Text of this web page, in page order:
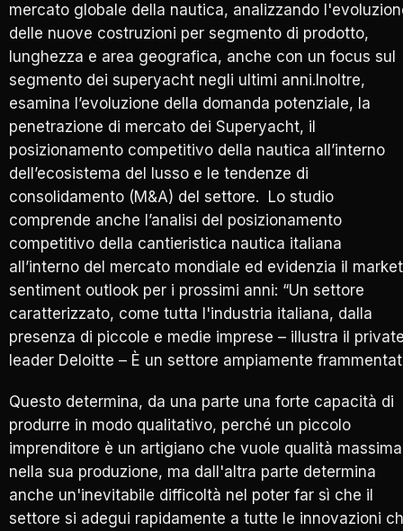
mercato globale della nautica, analizzando
delle nuove costruzioni per segmento di prodotto,
lunghezza e area geografica, anche con un focus sul
segmento dei superyacht negli ultimi anni.Inoltre,
esamina l’evoluzione della domanda potenziale, la
penetrazione di mercato dei Superyacht, il
posizionamento competitivo della nautica all’interno
dell’ecosistema del lusso e le tendenze di
consolidamento (M&A) del settore. Lo studio
comprende anche l’analisi del posizionamento
competitivo della cantieristica nautica italiana
all’interno del mercato mondiale ed evidenzia il market
sentiment outlook per i prossimi anni: “Un settore
caratterizzato, come tutta l'industria italiana, dalla
presenza di piccole e medie imprese – illustra il
leader Deloitte – È un settore ampiamente
Questo determina, da una parte una forte capacità di
produrre in modo qualitativo, perché un piccolo
imprenditore è un artigiano che vuole qualità massima
nella sua produzione, ma dall'altra parte determina
anche un'inevitabile difficoltà nel poter far sì che il
settore si adegui rapidamente a tutte le innovazioni